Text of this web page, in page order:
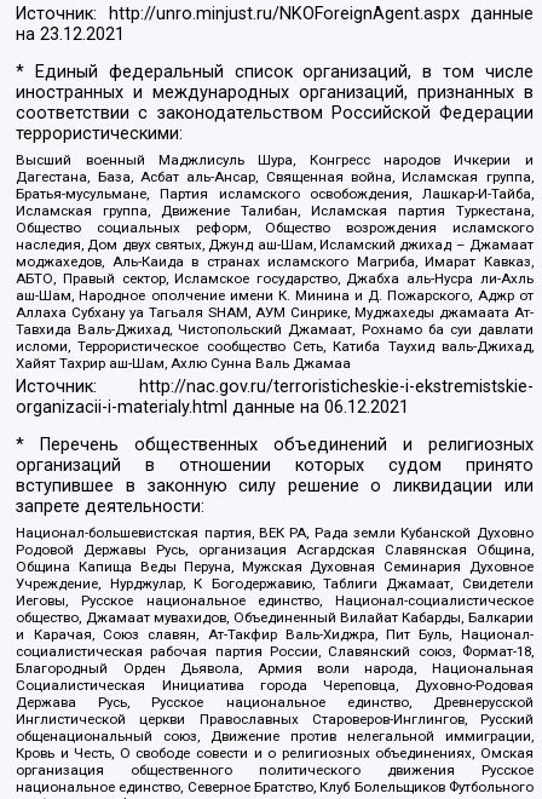
Источник: http://unro.minjust.ru/NKOForeignAgent.aspxданные
на23.12.2021
* Единый федеральный список организаций, в том числе
иностранных и международных организаций, признанных в
соответствии с законодательством Российской Федерации
террористическими:
Высший военный Маджлисуль Шура, Конгресс народов Ичкерии и
Дагестана, База, Асбат аль-Ансар, Священная война, Исламская группа,
Братья-мусульмане, Партия исламского освобождения, Лашкар-И-Тайба,
Исламская группа, Движение Талибан, Исламская партия Туркестана,
Общество социальных реформ, Общество возрождения исламского
наследия, Дом двух святых, Джунд аш-Шам, Исламский джихад – Джамаат
моджахедов, Аль-Каида в странах исламского Магриба, Имарат Кавказ,
АБТО, Правый сектор, Исламское государство, Джабха аль-Нусра ли-Ахль
аш-Шам, Народное ополчение имени К. Минина и Д. Пожарского, Аджр от
Аллаха Субхану уа Тагьаля SHAM, АУМ Синрике, Муджахеды джамаата Ат-
Тавхида Валь-Джихад, Чистопольский Джамаат, Рохнамо ба суи давлати
исломи, Террористическое сообщество Сеть, Катиба Таухид валь-Джихад,
Хайят Тахрир аш-Шам, Ахлю Сунна Валь Джамаа
Источник:
http://nac.gov.ru/terroristicheskie-i-ekstremistskie-
organizacii-i-materialy.html данные на06.12.2021
* Перечень общественных объединений и религиозных
организаций в отношении которых судом принято
вступившее в законную силу решение о ликвидации или
запрете деятельности:
Национал-большевистская партия, ВЕК РА, Рада земли Кубанской Духовно
Родовой Державы Русь, организация Асгардская Славянская Община,
Община Капища Веды Перуна, Мужская Духовная Семинария Духовное
Учреждение, Нурджулар, К Богодержавию, Таблиги Джамаат, Свидетели
Иеговы, Русское национальное единство, Национал-социалистическое
общество, Джамаат мувахидов, Объединенный Вилайат Кабарды, Балкарии
и Карачая, Союз славян, Ат-Такфир Валь-Хиджра, Пит Буль, Национал-
социалистическая рабочая партия России, Славянский союз, Формат-18,
Благородный Орден Дьявола, Армия воли народа, Национальная
Социалистическая Инициатива города Череповца, Духовно-Родовая
Держава Русь, Русское национальное единство, Древнерусской
Инглистической церкви Православных Староверов-Инглингов, Русский
общенациональный союз, Движение против нелегальной иммиграции,
Кровь и Честь, О свободе совести и о религиозных объединениях, Омская
организация общественного политического движения Русское
национальное единство, Северное Братство, Клуб Болельщиков Футбольного